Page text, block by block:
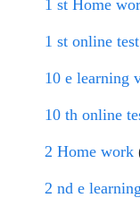
1 st Home
1 st online test
10 e learning
10 th online
2 Home work
2 nd e learning